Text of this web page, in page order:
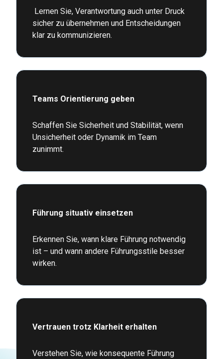
Lernen Sie, Verantwortung auch unter Druck
sicher zu übernehmen und Entscheidungen
klar zu kommunizieren.
Teams Orientierung geben
Schaffen Sie Sicherheit und Stabilität, wenn
Unsicherheit oder Dynamik im Team
zunimmt.
Führung situativ einsetzen
Erkennen Sie, wann klare Führung notwendig
ist – und wann andere Führungsstile besser
wirken.
Vertrauen trotz Klarheit erhalten
Verstehen Sie, wie konsequente Führung